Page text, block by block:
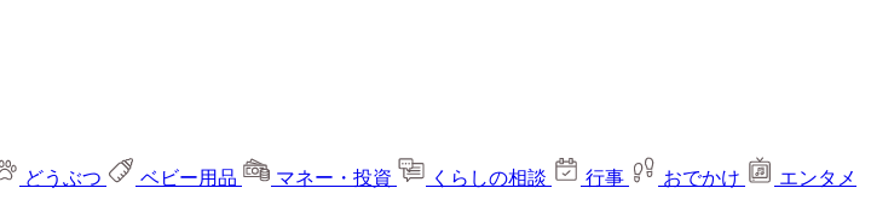
どうぶつ ベビー用品 マネー・投資 くらしの相談 行事 おでかけ
エンタメ